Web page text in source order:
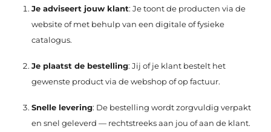
Je adviseert jouw klant: Je toont de producten via de
website of met behulp van een digitale of fysieke
catalogus.
Je plaatst de bestelling: Jij of je klant bestelt het
gewenste product via de webshop of op factuur.
Snelle levering: De bestelling wordt zorgvuldig verpakt
en snel geleverd — rechtstreeks aan jou of aan de klant.